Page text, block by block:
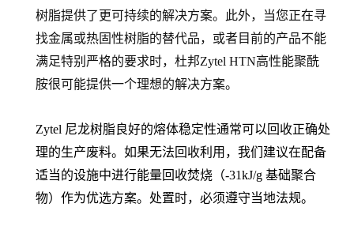
树脂提供了更可持续的解决方案。此外，当您正在寻
找金属或热固性树脂的替代品，或者目前的产品不能
满足特别严格的要求时，杜邦Zytel HTN高性能聚酰
胺很可能提供一个理想的解决方案。
Zytel 尼龙树脂良好的熔体稳定性通常可以回收正确处
理的生产废料。如果无法回收利用，我们建议在配备
适当的设施中进行能量回收焚烧（-31kJ/g 基础聚合
物）作为优选方案。处置时，必须遵守当地法规。